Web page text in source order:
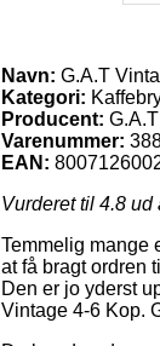
Navn: G.A.T
Kategori:
Producent: G.A.T
Varenummer:
EAN:
Vurderet til 4.8 ud
Temmelig mange
at få bragt ordren
Den er jo yderst
Vintage 4-6 Kop.